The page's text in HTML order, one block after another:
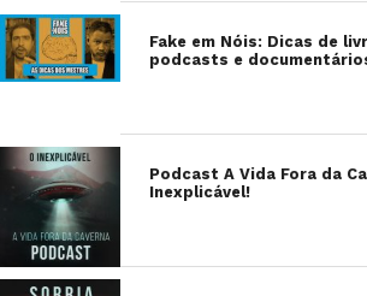
Fake em Nóis: Dicas de
podcasts e
Podcast A Vida Fora da
Inexplicável!